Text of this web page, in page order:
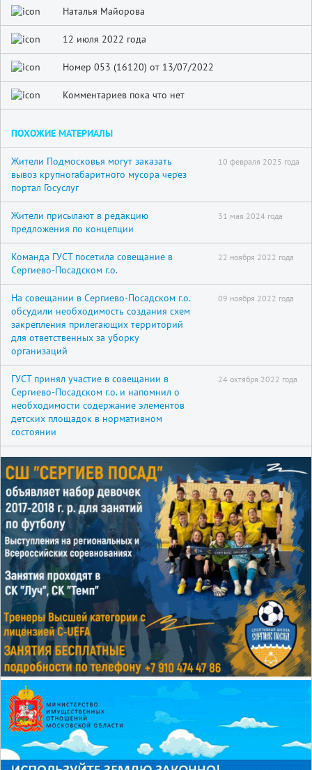
Наталья Майорова
12 июля 2022 года
Номер 053 (16120) от 13/07/2022
Комментариев пока что нет
ПОХОЖИЕ МАТЕРИАЛЫ
Жители Подмосковья могут заказать
вывоз крупногабаритного мусора через
портал Госуслуг
10 февраля 2025 года
Жители присылают в редакцию
предложения по концепции
31 мая 2024 года
Команда ГУСТ посетила совещание в
Сергиево-Посадском г.о.
22 ноября 2022 года
На совещании в Сергиево-Посадском г.о.
обсудили необходимость создания схем
закрепления прилегающих территорий
для ответственных за уборку
организаций
09 ноября 2022 года
ГУСТ принял участие в совещании в
Сергиево-Посадском г.о. и напомнил о
необходимости содержание элементов
детских площадок в нормативном
состоянии
24 октября 2022 года